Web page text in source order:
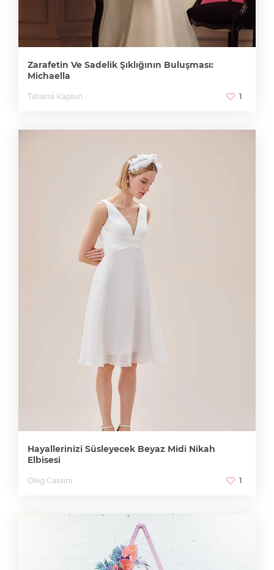
Zarafetin Ve Sadelik Şıklığının Buluşması:
Michaella
Tatiana Kaplun 1
Hayallerinizi Süsleyecek Beyaz Midi Nikah
Elbisesi
Oleg Cassini 1